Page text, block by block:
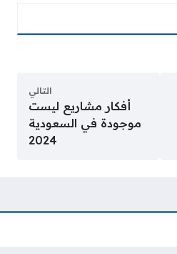
التالي
أفكار مشاريع ليست
موجودة في السعودية
2024